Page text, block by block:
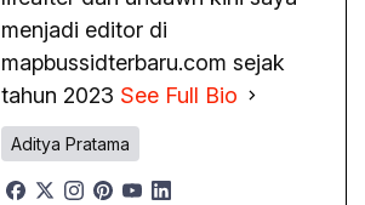
menjadi editor di
mapbussidterbaru.com sejak
tahun 2023 See Full Bio
Aditya Pratama